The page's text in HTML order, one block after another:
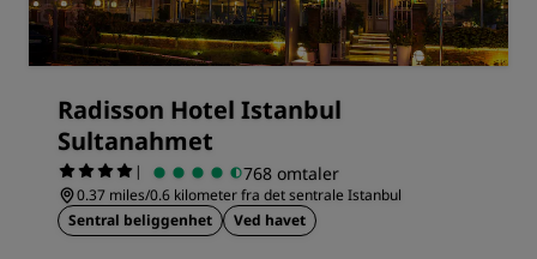
Radisson Hotel Istanbul
Sultanahmet
| 768 omtaler
0.37 miles/0.6 kilometer fra det sentrale Istanbul
Sentral beliggenhet
Ved havet